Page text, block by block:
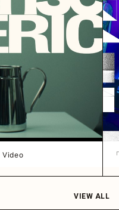
Video
VIEW ALL